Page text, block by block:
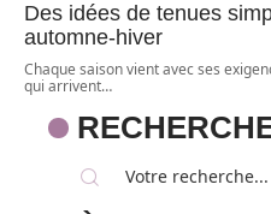
Des idées de tenues
automne-hiver
Chaque saison vient avec ses
qui arrivent…